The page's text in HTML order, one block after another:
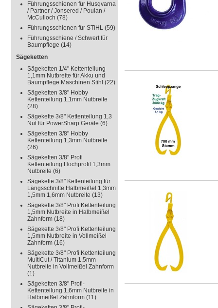
Führungsschienen für Husqvarna
/ Partner / Jonsered / Poulan /
McCulloch (78)
Führungsschienen für STIHL (59)
Führungsschiene / Schwert für
Baumpflege (14)
Sägeketten
Sägeketten 1/4" Kettenteilung
1,1mm Nutbreite für Akku und
Baumpflege Maschinen Stihl (22)
Sägeketten 3/8" Hobby
Kettenteilung 1,1mm Nutbreite
(28)
Sägekette 3/8" Kettenteilung 1,3
Nut für PowerSharp Geräte (6)
Sägeketten 3/8" Hobby
Kettenteilung 1,3mm Nutbreite
(26)
Sägeketten 3/8" Profi
Kettenteilung Hochprofil 1,3mm
Nutbreite (6)
Sägekette 3/8" Kettenteilung für
Längsschnitte Halbmeißel 1,3mm
1,5mm 1,6mm Nutbreite (13)
Sägekette 3/8" Profi Kettenteilung
1,5mm Nutbreite in Halbmeißel
Zahnform (18)
Sägekette 3/8" Profi Kettenteilung
1,5mm Nutbreite in Vollmeißel
Zahnform (16)
Sägekette 3/8" Profi Kettenteilung
MultiCut / Titanium 1,5mm
Nutbreite in Vollmeißel Zahnform
(1)
Sägeketten 3/8" Profi-
Kettenteilung 1,6mm Nutbreite in
Halbmeißel Zahnform (11)